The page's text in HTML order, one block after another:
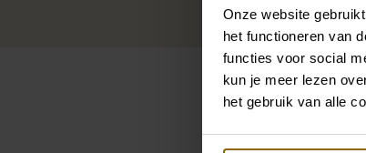
Onze website
het functioneren van
functies voor social
kun je meer lezen
het gebruik van alle